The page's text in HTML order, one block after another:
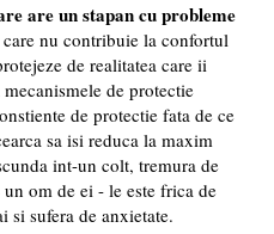
are un stapan cu probleme
nu contribuie la confortul
de realitatea care ii
de protectie
de protectie fata de ce
sa isi reduca la maxim
int-un colt, tremura de
om de ei - le este frica de
si sufera de anxietate.